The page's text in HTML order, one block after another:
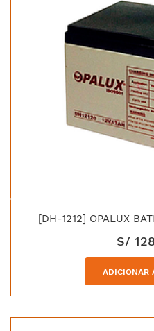
[DH-1212] OPALUX
S/
ADICIONAR